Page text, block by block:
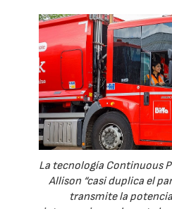
La tecnología Continuous
Allison “casi duplica el
transmite la